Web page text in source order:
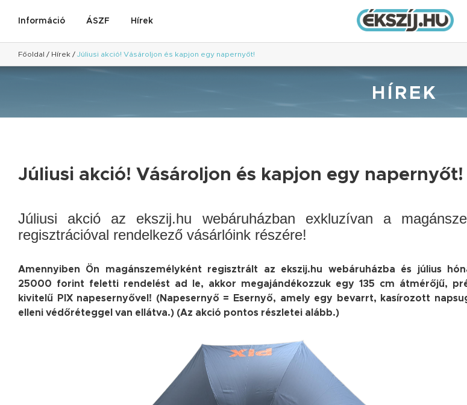
Információ ÁSZF Hírek
Főoldal / Hírek / Júliusi akció! Vásároljon és kapjon egy napernyőt!
HÍREK
Júliusi akció! Vásároljon és kapjon egy napernyőt!
Júliusi akció az ekszij.hu webáruházban exkluzívan a
regisztrációval rendelkező vásárlóink részére!
Amennyiben Ön magánszemélyként regisztrált az ekszij.hu webáruházba és július
25000 forint feletti rendelést ad le, akkor megajándékozzuk egy 135 cm átmérőjű,
kivitelű PIX napesernyővel! (Napesernyő = Esernyő, amely egy bevarrt, kasírozott
elleni védőréteggel van ellátva.) (Az akció pontos részletei alább.)